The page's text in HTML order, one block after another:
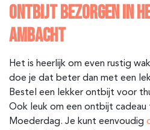
ONTBIJT BEZORGEN IN
AMBACHT
Het is heerlijk om even rustig
doe je dat beter dan met een
Bestel een lekker ontbijt voor
Ook leuk om een ontbijt
Moederdag. Je kunt eenvoudig